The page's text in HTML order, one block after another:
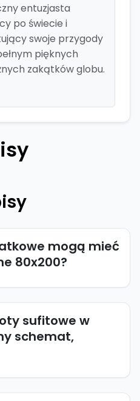
entuzjasta
po świecie i
swoje przygody
pięknych
zakątków globu.
mogą mieć
80x200?
sufitowe w
schemat,